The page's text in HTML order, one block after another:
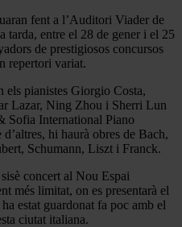
fent a l’Auditori Viader de
tarda, entre el 28 de gener i el 25
de prestigiosos concursos
repertori variat.
els pianistes Giorgio Costa,
Lazar, Ning Zhou i Sherri Lun
Sofia International Piano
hi haurà obres de Bach,
Schumann, Liszt i Franck.
concert al Nou Espai
més limitat, on es presentarà el
estat guardonat fa poc amb el
ciutat italiana.